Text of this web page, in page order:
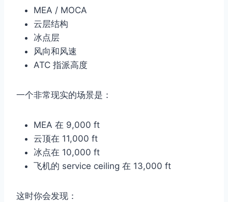
MEA / MOCA
云层结构
冰点层
风向和风速
ATC 指派高度
一个非常现实的场景是：
MEA 在 9,000 ft
云顶在 11,000 ft
冰点在 10,000 ft
飞机的 service ceiling 在 13,000 ft
这时你会发现：